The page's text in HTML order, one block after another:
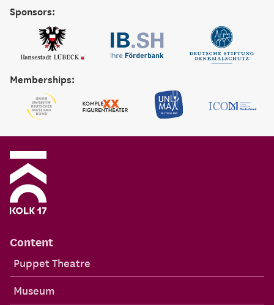
Sponsors:
Memberships:
Content
Puppet Theatre
Museum